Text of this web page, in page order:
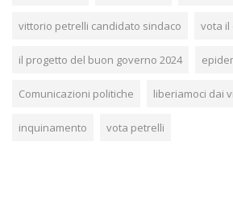
vittorio petrelli candidato sindaco vota il
il progetto del buon governo 2024
Comunicazioni politiche liberiamoci dai
inquinamento vota petrelli